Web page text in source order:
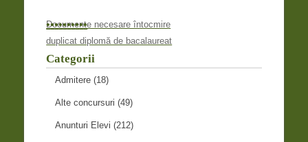
Documente necesare întocmire
duplicat diplomă de bacalaureat
••••••••••
Categorii
Admitere (18)
Alte concursuri (49)
Anunturi Elevi (212)